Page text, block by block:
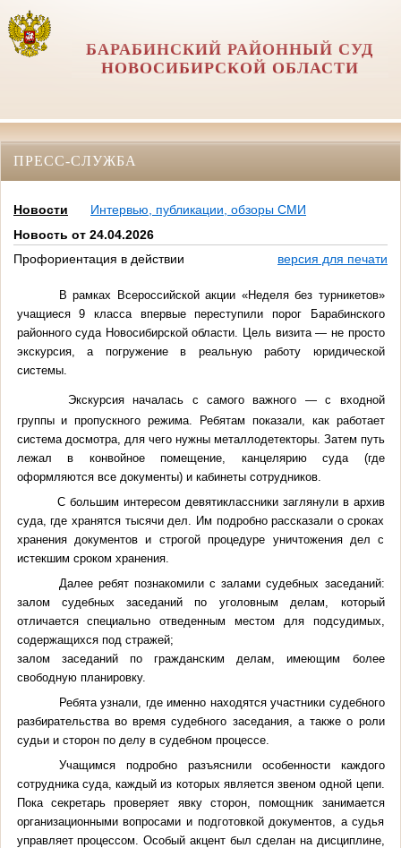
БАРАБИНСКИЙ РАЙОННЫЙ СУД
НОВОСИБИРСКОЙ ОБЛАСТИ
ПРЕСС-СЛУЖБА
Новости
Интервью, публикации, обзоры СМИ
Новость от 24.04.2026
Профориентация в действии
версия для печати
В рамках Всероссийской акции «Неделя без турникетов»
учащиеся 9 класса впервые переступили порог Барабинского
районного суда Новосибирской области. Цель визита — не просто
экскурсия, а погружение в реальную работу юридической
системы.
Экскурсия началась с самого важного — с входной
группы и пропускного режима. Ребятам показали, как работает
система досмотра, для чего нужны металлодетекторы. Затем путь
лежал в конвойное помещение, канцелярию суда (где
оформляются все документы) и кабинеты сотрудников.
С большим интересом девятиклассники заглянули в архив
суда, где хранятся тысячи дел. Им подробно рассказали о сроках
хранения документов и строгой процедуре уничтожения дел с
истекшим сроком хранения.
Далее ребят познакомили с залами судебных заседаний:
залом судебных заседаний по уголовным делам, который
отличается специально отведенным местом для подсудимых,
содержащихся под стражей;
залом заседаний по гражданским делам, имеющим более
свободную планировку.
Ребята узнали, где именно находятся участники судебного
разбирательства во время судебного заседания, а также о роли
судьи и сторон по делу в судебном процессе.
Учащимся подробно разъяснили особенности каждого
сотрудника суда, каждый из которых является звеном одной цепи.
Пока секретарь проверяет явку сторон, помощник занимается
организационными вопросами и подготовкой документов, а судья
управляет процессом. Особый акцент был сделан на дисциплине,